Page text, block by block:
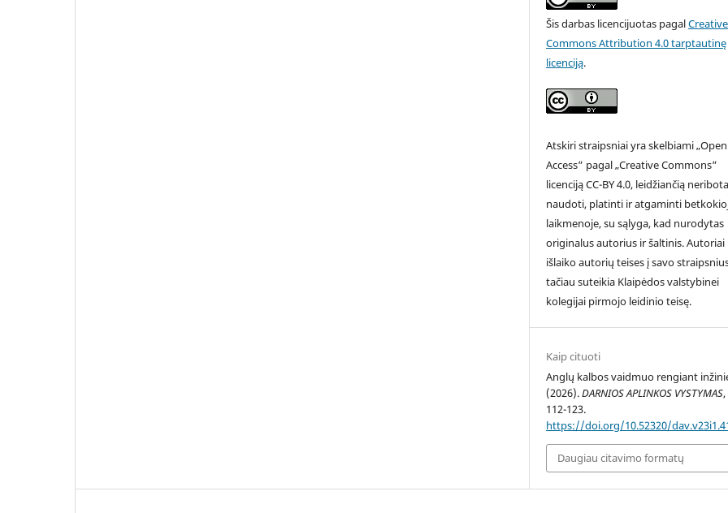
Šis darbas licencijuotas pagalCreative
Commons Attribution 4.0 tarptautinę
licenciją.
Atskiri straipsniai yra skelbiami „Open
Access“ pagal „Creative Commons“
licenciją CC-BY 4.0, leidžiančią
naudoti, platinti ir atgaminti
laikmenoje, su sąlyga, kad nurodytas
originalus autorius ir šaltinis. Autoriai
išlaiko autorių teises į savo
tačiau suteikia Klaipėdos valstybinei
kolegijai pirmojo leidinio teisę.
Kaip cituoti
Anglų kalbos vaidmuo rengiant
(2026).DARNIOS APLINKOS VYSTYMAS,
112-123.
https://doi.org/10.52320/
Daugiau citavimo formatų